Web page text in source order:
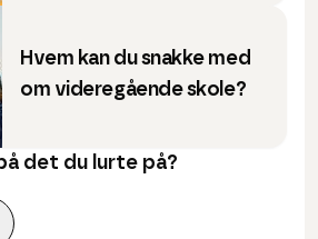
Hvem kan du snakke med
om videregående skole?
det du lurte på?